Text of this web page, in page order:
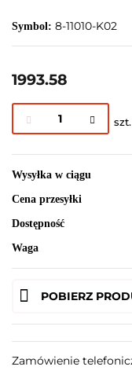
Symbol: 8-11010-K02
1993.58
szt.
Wysyłka w ciągu
Cena przesyłki
Dostępność
Waga
POBIERZ
Zamówienie